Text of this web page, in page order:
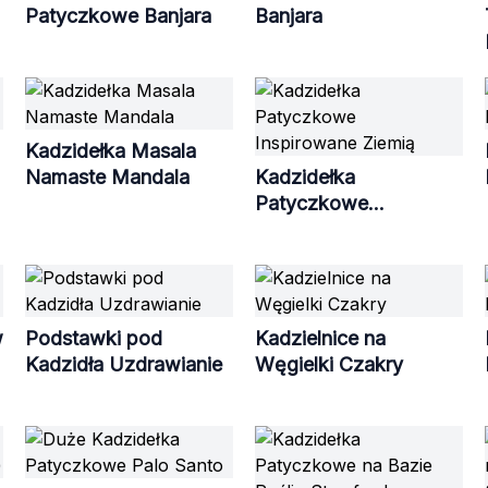
Patyczkowe Banjara
Banjara
Kadzidełka Masala
Namaste Mandala
Kadzidełka
Patyczkowe
Podstawki pod
Kadzidła Uzdrawianie
Kadzielnice na
Węgielki Czakry